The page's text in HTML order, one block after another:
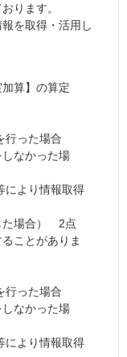
ります。
を取得・活用し
加算】の算定
行った場合
しなかった場
により情報取得
た場合） 2点
ことがありま
行った場合
しなかった場
により情報取得